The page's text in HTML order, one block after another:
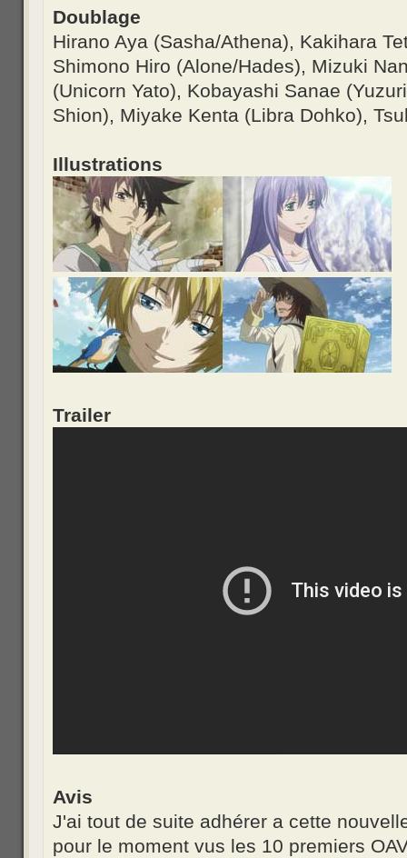
Doublage
Hirano Aya (Sasha/Athena), Kakihara
Shimono Hiro (Alone/Hades), Mizuki
(Unicorn Yato), Kobayashi Sanae
Shion), Miyake Kenta (Libra Dohko),
Illustrations
Trailer
Avis
J'ai tout de suite adhérer a cette
pour le moment vus les 10 premiers